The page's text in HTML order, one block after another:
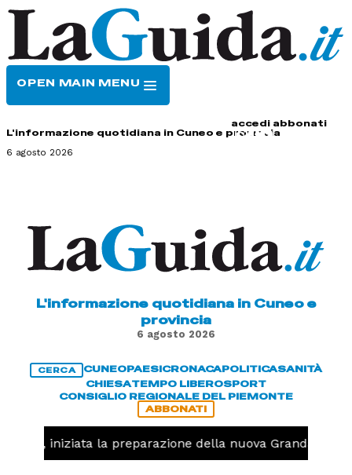
OPEN MAIN MENU
accedi abbonati
L'informazione quotidiana in Cuneo e provincia
6 agosto 2026
L'informazione quotidiana in Cuneo e
provincia
6 agosto 2026
CERCA CUNEOPAESICRONACAPOLITICASANITÀ
CHIESATEMPO LIBEROSPORT
CONSIGLIO REGIONALE DEL PIEMONTE
ABBONATI
iniziata la preparazione della nuova Granda Volley